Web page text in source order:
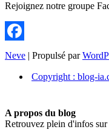
Rejoignez notre groupe
Facebook
Neve | Propulsé par
Copyright : blog-
A propos du blog
Retrouvez plein d'infos